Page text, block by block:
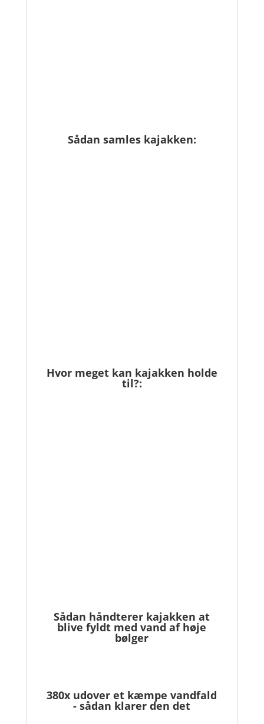
Sådan samles kajakken:
Hvor meget kan kajakken holde
til?:
Sådan håndterer kajakken at
blive fyldt med vand af høje
bølger
380x udover et kæmpe vandfald
- sådan klarer den det